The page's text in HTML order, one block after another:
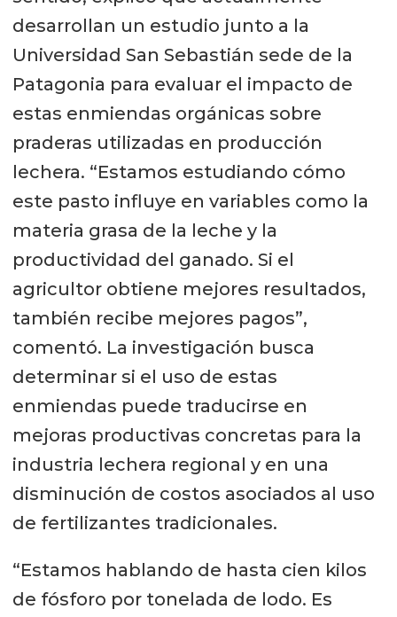
desarrollan un estudio junto a la
Universidad San Sebastián sede de la
Patagonia para evaluar el impacto de
estas enmiendas orgánicas sobre
praderas utilizadas en producción
lechera. “Estamos estudiando cómo
este pasto influye en variables como la
materia grasa de la leche y la
productividad del ganado. Si el
agricultor obtiene mejores resultados,
también recibe mejores pagos”,
comentó. La investigación busca
determinar si el uso de estas
enmiendas puede traducirse en
mejoras productivas concretas para la
industria lechera regional y en una
disminución de costos asociados al uso
de fertilizantes tradicionales.
“Estamos hablando de hasta cien kilos
de fósforo por tonelada de lodo. Es